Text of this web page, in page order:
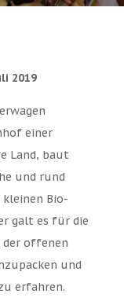
2019
einer
Land, baut
und rund
Bio-
galt es für die
der offenen
und
erfahren.